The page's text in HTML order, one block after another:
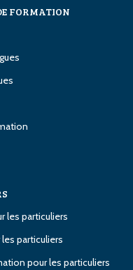
FORMATION
les particuliers
particuliers
pour les particuliers